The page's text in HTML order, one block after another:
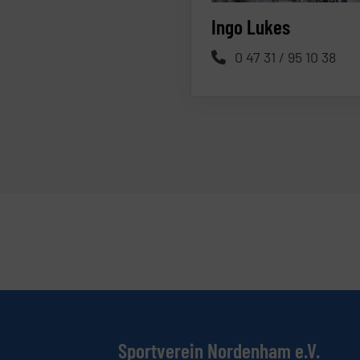
Ingo Lukes
0 47 31 / 95 10 38
Sportverein Nordenham e.V.